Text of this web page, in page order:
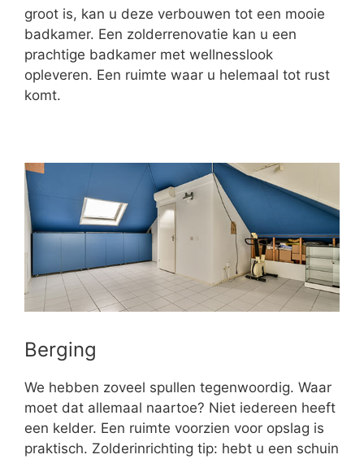
groot is, kan u deze verbouwen tot een mooie
badkamer. Een zolderrenovatie kan u een
prachtige badkamer met wellnesslook
opleveren. Een ruimte waar u helemaal tot rust
komt.
Berging
We hebben zoveel spullen tegenwoordig. Waar
moet dat allemaal naartoe? Niet iedereen heeft
een kelder. Een ruimte voorzien voor opslag is
praktisch. Zolderinrichting tip: hebt u een schuin